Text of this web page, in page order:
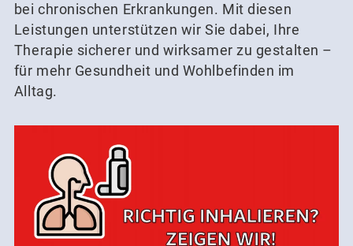
040 320 27 18 88
bei chronischen Erkrankungen. Mit diesen
Leistungen unterstützen wir Sie dabei, Ihre
Therapie sicherer und wirksamer zu gestalten –
für mehr Gesundheit und Wohlbefinden im
Alltag.